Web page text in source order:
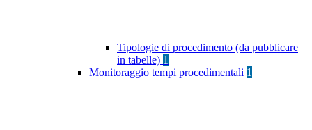
Tipologie di procedimento (da pubblicare
in tabelle) 1
Monitoraggio tempi procedimentali 1